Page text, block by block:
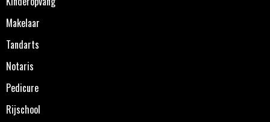
Makelaar
Tandarts
Notaris
Pedicure
Rijschool